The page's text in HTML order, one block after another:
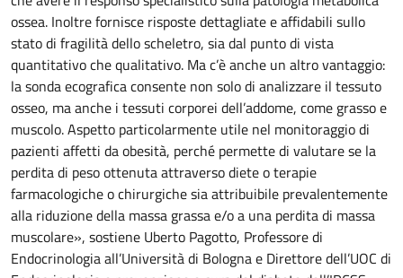
ossea. Inoltre fornisce risposte dettagliate e affidabili sullo
stato di fragilità dello scheletro, sia dal punto di vista
quantitativo che qualitativo. Ma c’è anche un altro vantaggio:
la sonda ecografica consente non solo di analizzare il tessuto
osseo, ma anche i tessuti corporei dell’addome, come grasso e
muscolo. Aspetto particolarmente utile nel monitoraggio di
pazienti affetti da obesità, perché permette di valutare se la
perdita di peso ottenuta attraverso diete o terapie
farmacologiche o chirurgiche sia attribuibile prevalentemente
alla riduzione della massa grassa e/o a una perdita di massa
muscolare», sostiene Uberto Pagotto, Professore di
Endocrinologia all’Università di Bologna e Direttore dell’UOC di